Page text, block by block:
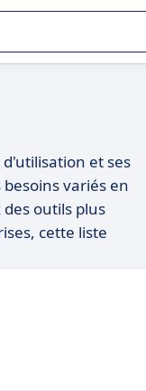
entreprise.
et ses
variés en
outils plus
cette liste